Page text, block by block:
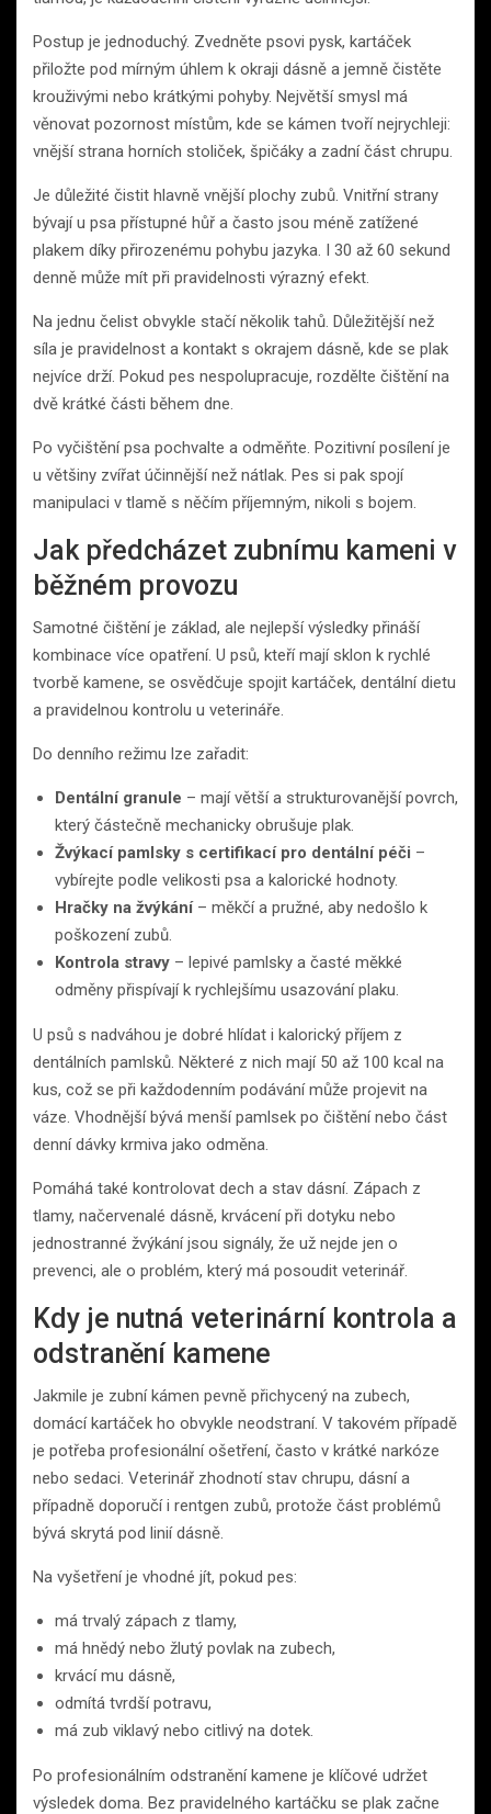
Postup je jednoduchý. Zvedněte psovi pysk, kartáček
přiložte pod mírným úhlem k okraji dásně a jemně čistěte
krouživými nebo krátkými pohyby. Největší smysl má
věnovat pozornost místům, kde se kámen tvoří nejrychleji:
vnější strana horních stoliček, špičáky a zadní část chrupu.
Je důležité čistit hlavně vnější plochy zubů. Vnitřní strany
bývají u psa přístupné hůř a často jsou méně zatížené
plakem díky přirozenému pohybu jazyka. I 30 až 60 sekund
denně může mít při pravidelnosti výrazný efekt.
Na jednu čelist obvykle stačí několik tahů. Důležitější než
síla je pravidelnost a kontakt s okrajem dásně, kde se plak
nejvíce drží. Pokud pes nespolupracuje, rozdělte čištění na
dvě krátké části během dne.
Po vyčištění psa pochvalte a odměňte. Pozitivní posílení je
u většiny zvířat účinnější než nátlak. Pes si pak spojí
manipulaci v tlamě s něčím příjemným, nikoli s bojem.
Jak předcházet zubnímu kameni v
běžném provozu
Samotné čištění je základ, ale nejlepší výsledky přináší
kombinace více opatření. U psů, kteří mají sklon k rychlé
tvorbě kamene, se osvědčuje spojit kartáček, dentální dietu
a pravidelnou kontrolu u veterináře.
Do denního režimu lze zařadit:
Dentální granule – mají větší a strukturovanější povrch,
který částečně mechanicky obrušuje plak.
Žvýkací pamlsky s certifikací pro dentální péči –
vybírejte podle velikosti psa a kalorické hodnoty.
Hračky na žvýkání– měkčí a pružné, aby nedošlo k
poškození zubů.
Kontrola stravy – lepivé pamlsky a časté měkké
odměny přispívají k rychlejšímu usazování plaku.
U psů s nadváhou je dobré hlídat i kalorický příjem z
dentálních pamlsků. Některé z nich mají 50 až 100 kcal na
kus, což se při každodenním podávání může projevit na
váze. Vhodnější bývá menší pamlsek po čištění nebo část
denní dávky krmiva jako odměna.
Pomáhá také kontrolovat dech a stav dásní. Zápach z
tlamy, načervenalé dásně, krvácení při dotyku nebo
jednostranné žvýkání jsou signály, že už nejde jen o
prevenci, ale o problém, který má posoudit veterinář.
Kdy je nutná veterinární kontrola a
odstranění kamene
Jakmile je zubní kámen pevně přichycený na zubech,
domácí kartáček ho obvykle neodstraní. V takovém případě
je potřeba profesionální ošetření, často v krátké narkóze
nebo sedaci. Veterinář zhodnotí stav chrupu, dásní a
případně doporučí i rentgen zubů, protože část problémů
bývá skrytá pod linií dásně.
Na vyšetření je vhodné jít, pokud pes:
má trvalý zápach z tlamy,
má hnědý nebo žlutý povlak na zubech,
krvácí mu dásně,
odmítá tvrdší potravu,
má zub viklavý nebo citlivý na dotek.
Po profesionálním odstranění kamene je klíčové udržet
výsledek doma. Bez pravidelného kartáčku se plak začne